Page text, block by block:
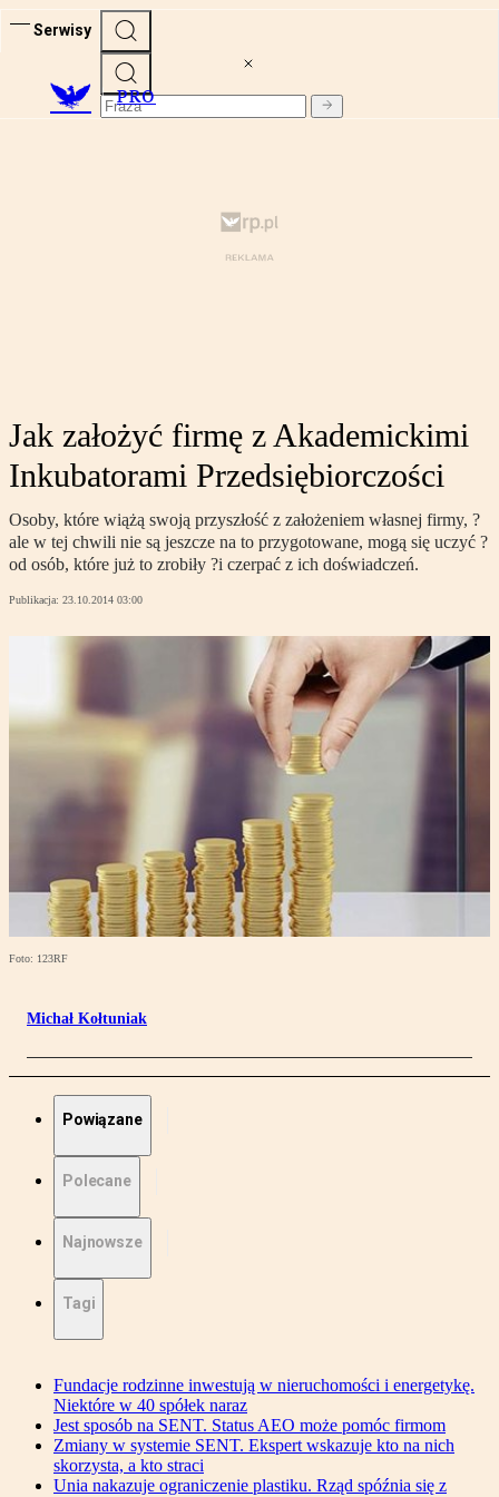
Serwisy
PRO
Jak założyć firmę z Akademickimi
Inkubatorami Przedsiębiorczości
Osoby, które wiążą swoją przyszłość z założeniem własnej firmy, ?
ale w tej chwili nie są jeszcze na to przygotowane, mogą się uczyć ?
od osób, które już to zrobiły ?i czerpać z ich doświadczeń.
Publikacja: 23.10.2014 03:00
Foto: 123RF
Michał Kołtuniak
Powiązane
Polecane
Najnowsze
Tagi
Fundacje rodzinne inwestują w nieruchomości i energetykę.
Niektóre w 40 spółek naraz
Jest sposób na SENT. Status AEO może pomóc firmom
Zmiany w systemie SENT. Ekspert wskazuje kto na nich
skorzysta, a kto straci
Unia nakazuje ograniczenie plastiku. Rząd spóźnia się z